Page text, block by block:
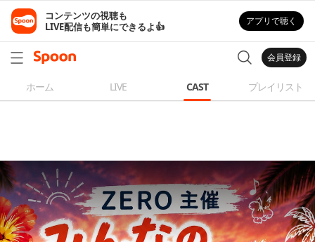
コンテンツの視聴も
LIVE配信も簡単にできるよ👍
アプリで聴く
会員登録
ホーム LIVE CAST プレイリスト